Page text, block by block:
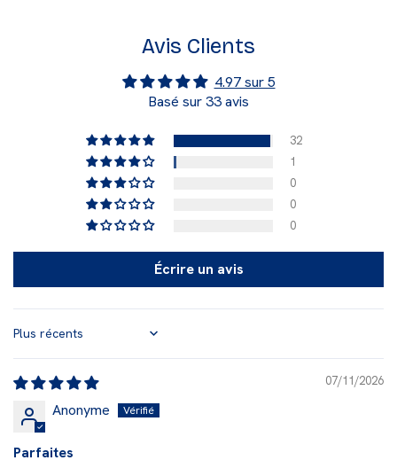
Avis Clients
4.97 sur 5
Basé sur 33 avis
32
1
0
0
0
Écrire un avis
Sort by
07/11/2026
Anonyme
Parfaites